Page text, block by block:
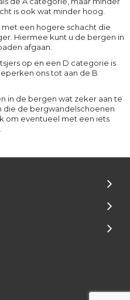
is ook wat minder hoog.
een hogere schacht die
Hiermee kunt u de bergen in
afgaan.
op en een D categorie is
ons tot aan de B
in de bergen wat zeker aan te
die de bergwandelschoenen
om eventueel met een iets